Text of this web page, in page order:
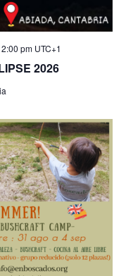
2026
pm UTC+1